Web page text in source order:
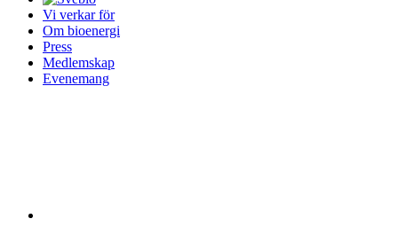
Vi verkar för
Om bioenergi
Press
Medlemskap
Evenemang